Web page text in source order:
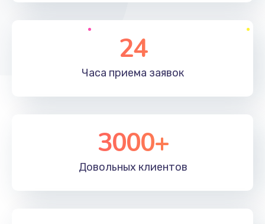
24
Часа приема заявок
3000+
Довольных клиентов